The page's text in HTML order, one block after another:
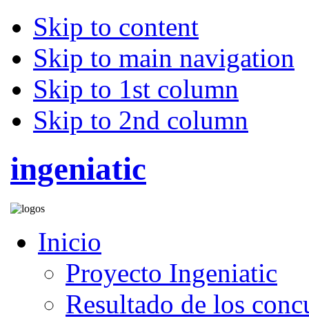
Skip to content
Skip to main navigation
Skip to 1st column
Skip to 2nd column
ingeniatic
Inicio
Proyecto Ingeniatic
Resultado de los